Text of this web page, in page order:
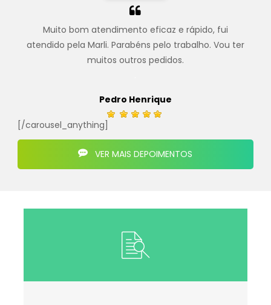
Muito bom atendimento eficaz e rápido, fui
atendido pela Marli. Parabéns pelo trabalho. Vou ter
muitos outros pedidos.
Pedro Henrique
[/carousel_anything]
VER MAIS DEPOIMENTOS